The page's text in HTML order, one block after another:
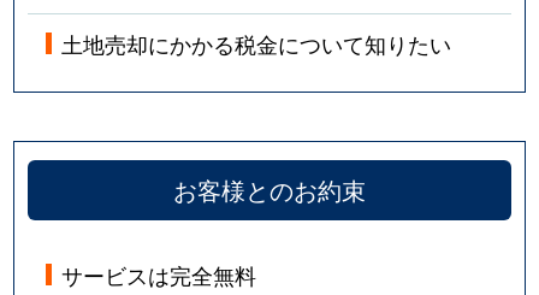
土地売却にかかる税金について知りたい
お客様とのお約束
サービスは完全無料